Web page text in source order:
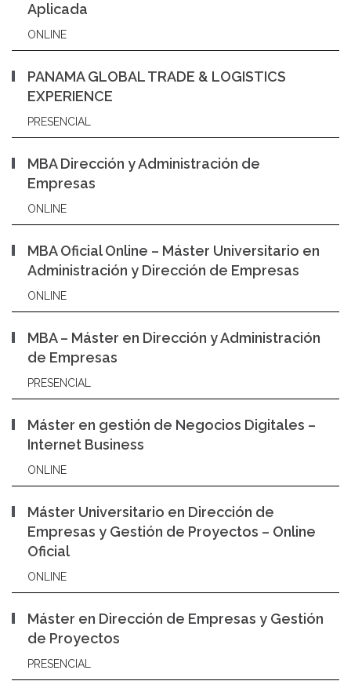
Aplicada
ONLINE
PANAMA GLOBAL TRADE & LOGISTICS
EXPERIENCE
PRESENCIAL
MBA Dirección y Administración de
Empresas
ONLINE
MBA Oficial Online – Máster Universitario en
Administración y Dirección de Empresas
ONLINE
MBA – Máster en Dirección y Administración
de Empresas
PRESENCIAL
Máster en gestión de Negocios Digitales –
Internet Business
ONLINE
Máster Universitario en Dirección de
Empresas y Gestión de Proyectos – Online
Oficial
ONLINE
Máster en Dirección de Empresas y Gestión
de Proyectos
PRESENCIAL